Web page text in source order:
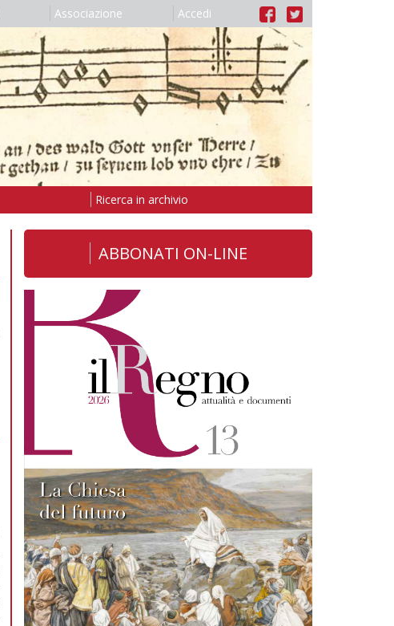
Associazione Accedi
Ricerca in archivio
ABBONATI ON-LINE